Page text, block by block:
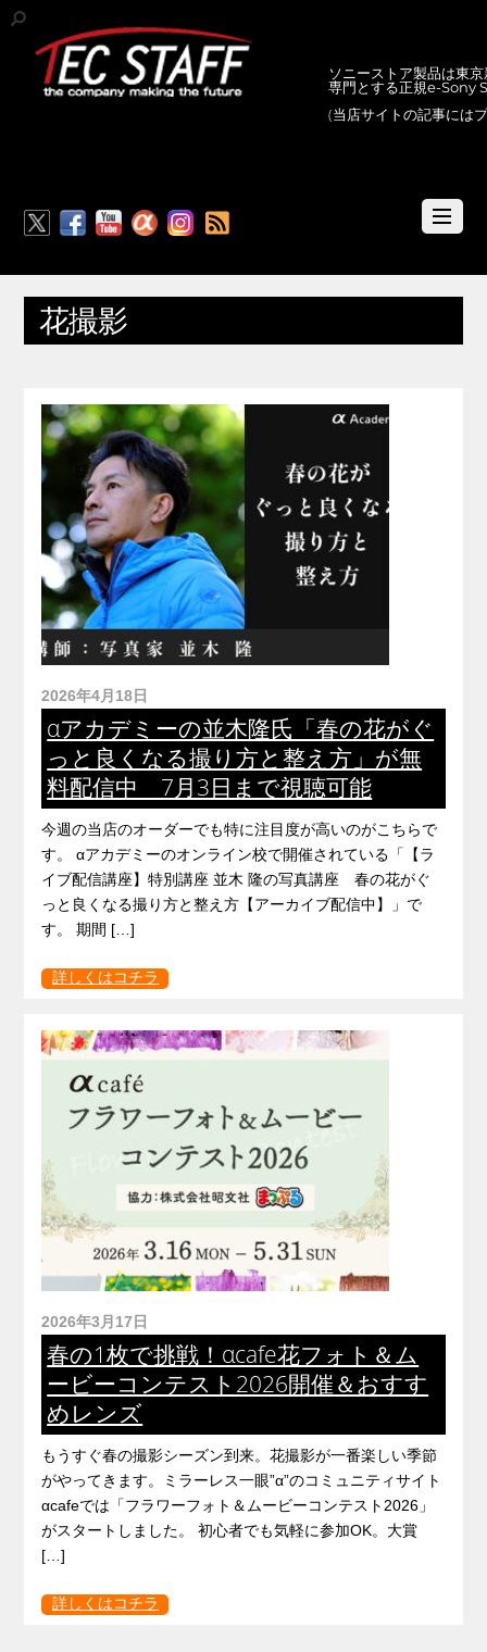
ソニーストア製品は東
専門とする正規e-Sony
(当店サイトの記事には
花撮影
2026年4月18日
αアカデミーの並木隆氏「春の花がぐ
っと良くなる撮り方と整え方」が無
料配信中 7月3日まで視聴可能
今週の当店のオーダーでも特に注目度が高いのがこちらで
す。 αアカデミーのオンライン校で開催されている「【ラ
イブ配信講座】特別講座 並木 隆の写真講座 春の花がぐ
っと良くなる撮り方と整え方【アーカイブ配信中】」で
す。 期間 […]
詳しくはコチラ
2026年3月17日
春の1枚で挑戦！αcafe花フォト＆ム
ービーコンテスト2026開催＆おすす
めレンズ
もうすぐ春の撮影シーズン到来。花撮影が一番楽しい季節
がやってきます。ミラーレス一眼”α”のコミュニティサイト
αcafeでは「フラワーフォト＆ムービーコンテスト2026」
がスタートしました。 初心者でも気軽に参加OK。大賞
[…]
詳しくはコチラ